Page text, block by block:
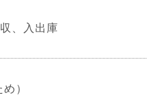
、入出庫
）